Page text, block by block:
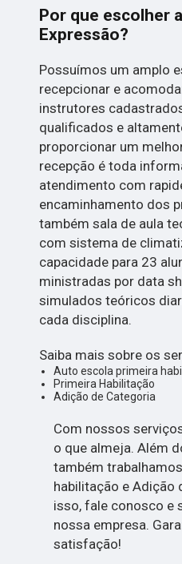
Por que escolher
Expressão?
Possuímos um amplo
recepcionar e
instrutores
qualificados e
proporcionar um
recepção é toda
atendimento com
encaminhamento dos
também sala de aula
com sistema de
capacidade para 23
ministradas por data
simulados teóricos
cada disciplina.
Saiba mais sobre os
Auto escola primeira
Primeira Habilitação
Adição de Categoria
Com nossos
o que almeja. Além
também
habilitação e Adição
isso, fale conosco e
nossa empresa.
satisfação!